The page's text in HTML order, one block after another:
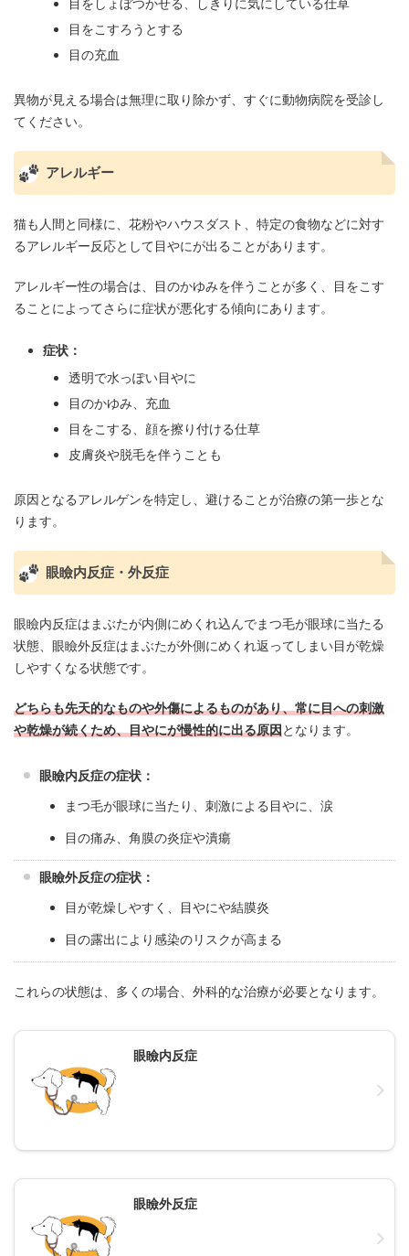
目をこすろうとする
目の充血
異物が見える場合は無理に取り除かず、すぐに動物病院を受診し
てください。
アレルギー
猫も人間と同様に、花粉やハウスダスト、特定の食物などに対す
るアレルギー反応として目やにが出ることがあります。
アレルギー性の場合は、目のかゆみを伴うことが多く、目をこす
ることによってさらに症状が悪化する傾向にあります。
症状：
透明で水っぽい目やに
目のかゆみ、充血
目をこする、顔を擦り付ける仕草
皮膚炎や脱毛を伴うことも
原因となるアレルゲンを特定し、避けることが治療の第一歩とな
ります。
眼瞼内反症・外反症
眼瞼内反症はまぶたが内側にめくれ込んでまつ毛が眼球に当たる
状態、眼瞼外反症はまぶたが外側にめくれ返ってしまい目が乾燥
しやすくなる状態です。
どちらも先天的なものや外傷によるものがあり、常に目への刺激
や乾燥が続くため、目やにが慢性的に出る原因となります。
眼瞼内反症の症状：
まつ毛が眼球に当たり、刺激による目やに、涙
目の痛み、角膜の炎症や潰瘍
眼瞼外反症の症状：
目が乾燥しやすく、目やにや結膜炎
目の露出により感染のリスクが高まる
これらの状態は、多くの場合、外科的な治療が必要となります。
眼瞼内反症
眼瞼外反症